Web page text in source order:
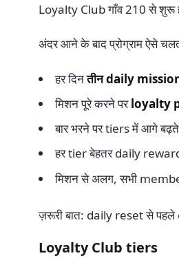
Loyalty Club गाँव 210 से शुरू
अंदर आने के बाद प्रोग्राम ऐसे
हर दिनतीन daily
मिशन पूरे करने परloyalty
बार भरने पर tiers में आगे
हर tier बेहतर daily
मिशन से अलग, सभी
ज़रूरी बात: daily reset से पहले
Loyalty Club tiers